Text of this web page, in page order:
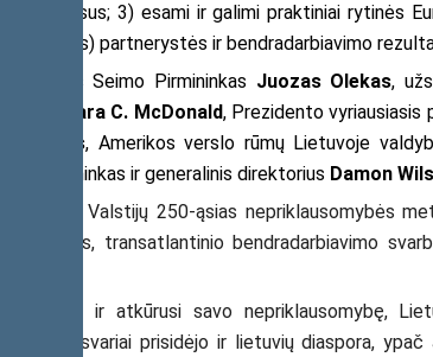
interesus; 3) esami ir galimi praktiniai rytinės
regionas) partnerystės ir bendradarbiavimo
sveikins Seimo Pirmininkas Juozas Olekas,
Kara C. McDonald,Prezidento vyriausiasis
, Amerikos verslo rūmų Lietuvoje
pirmininkas ir generalinis direktorius Damon
Amerikos Valstijų 250-ąsias nepriklausomybės
iššūkius, transatlantinio bendradarbiavimo
okupaciją ir atkūrusi savo nepriklausomybę,
Prie to svariai prisidėjo ir lietuvių diaspora,